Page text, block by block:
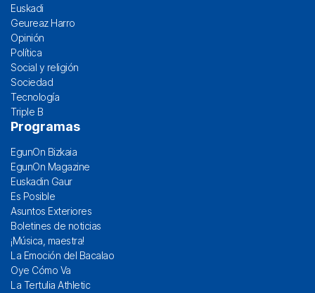
Euskadi
Geureaz Harro
Opinión
Política
Social y religión
Sociedad
Tecnología
Triple B
Programas
EgunOn Bizkaia
EgunOn Magazine
Euskadin Gaur
Es Posible
Asuntos Exteriores
Boletines de noticias
¡Música, maestra!
La Emoción del Bacalao
Oye Cómo Va
La Tertulia Athletic